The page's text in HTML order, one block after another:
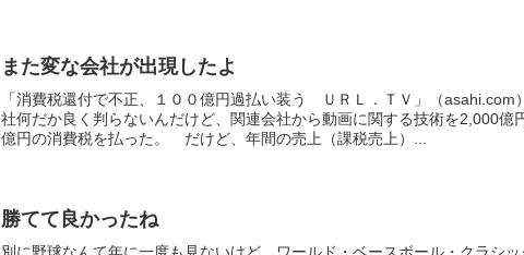
また変な会社が出現したよ
「消費税還付で不正、１００億円過払い装う ＵＲＬ．ＴＶ」（asahi.com
社何だか良く判らないんだけど、関連会社から動画に関する技術を2,000億
億円の消費税を払った。 だけど、年間の売上（課税売上）...
勝てて良かったね